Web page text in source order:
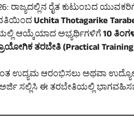
ರಾಜ್ಯದಲ್ಲಿನ ರೈತ ಕುಟುಂಬದ
Uchita Thotagarike
ಆಯ್ಕೆಯಾದ ಅಭ್ಯರ್ಥಿಗಳಿಗೆ10
ತರಬೇತಿ (Practical
ಸ್ವಂತ ಉದ್ಯಮ ಆರಂಭಿಸಲು ಅಥವಾ
ಸಲ್ಲಿಸಿ ಈ ತರಬೇತಿಯಲ್ಲಿ